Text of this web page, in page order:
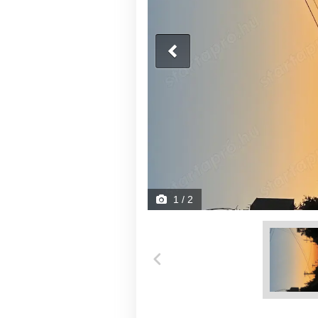
1 / 2